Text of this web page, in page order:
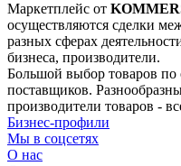
Маркетплейс от
осуществляются сделки
разных сферах
бизнеса, производители.
Большой выбор товаров
поставщиков.
производители товаров -
Бизнес-профили
Мы в соцсетях
О нас